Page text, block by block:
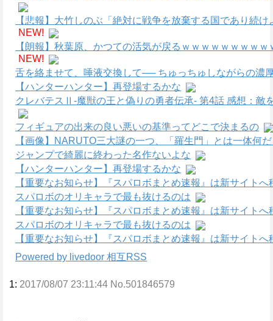
【悲報】大竹しのぶ「絶対に戦争を放棄する国であり続
NEW!
【朗報】秋葉原、かつての活気が戻るｗｗｗｗｗｗｗｗ
NEW!
舌を絡ませて、唾液交換して── ちゅっちゅしながらの濃
【ハンターハンター】再登場するかな
クレバテスⅡ-魔獣の王と偽りの勇者伝承- 第4話 感想：敵
フィギュアの出来の良い悪いの基準ってどこで決まるの
【画像】NARUTO三大謎の一つ、「羅生門」とは一体何
ジャンプで綺麗に終わった名作ないよな
【ハンターハンター】再登場するかな
【重要なお知らせ】『スパロボまとめ速報』は新サイトへ
スパロボのオリキャラで最も抜けるのは
【重要なお知らせ】『スパロボまとめ速報』は新サイトへ
スパロボのオリキャラで最も抜けるのは
【重要なお知らせ】『スパロボまとめ速報』は新サイトへ
Powered by livedoor 相互RSS
1: 2017/08/07 23:11:44 No.501846579